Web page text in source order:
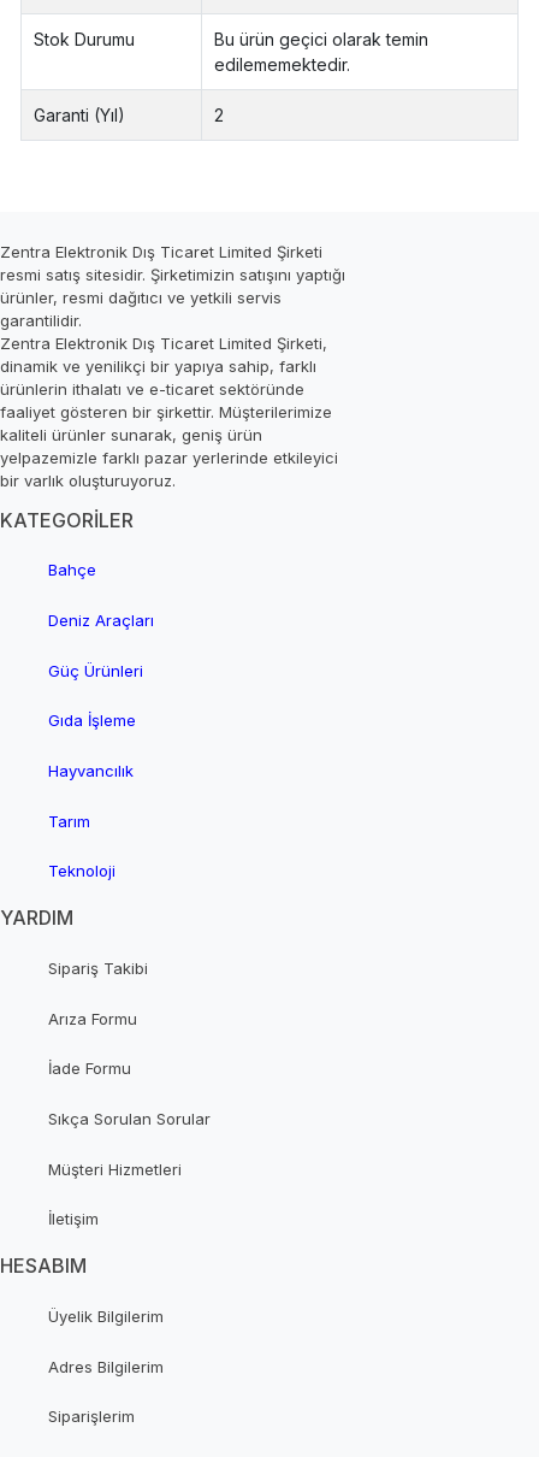
Stok Durumu
Bu ürün geçici olarak temin
edilememektedir.
Garanti (Yıl) 2
Zentra Elektronik Dış Ticaret Limited Şirketi
resmi satış sitesidir. Şirketimizin satışını yaptığı
ürünler, resmi dağıtıcı ve yetkili servis
garantilidir.
Zentra Elektronik Dış Ticaret Limited Şirketi,
dinamik ve yenilikçi bir yapıya sahip, farklı
ürünlerin ithalatı ve e-ticaret sektöründe
faaliyet gösteren bir şirkettir. Müşterilerimize
kaliteli ürünler sunarak, geniş ürün
yelpazemizle farklı pazar yerlerinde etkileyici
bir varlık oluşturuyoruz.
KATEGORİLER
Bahçe
Deniz Araçları
Güç Ürünleri
Gıda İşleme
Hayvancılık
Tarım
Teknoloji
YARDIM
Sipariş Takibi
Arıza Formu
İade Formu
Sıkça Sorulan Sorular
Müşteri Hizmetleri
İletişim
HESABIM
Üyelik Bilgilerim
Adres Bilgilerim
Siparişlerim